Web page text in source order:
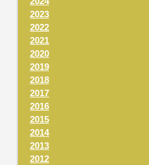
2023
2022
2021
2020
2019
2018
2017
2016
2015
2014
2013
2012